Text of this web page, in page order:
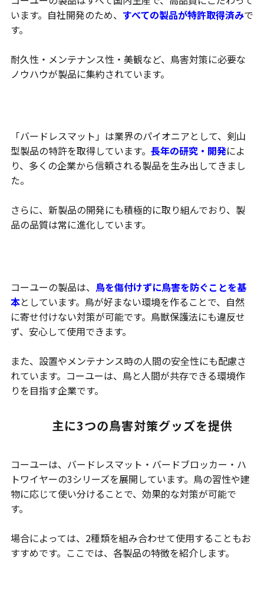
います。自社開発のため、 すべての製品が特許取得済みで
す。
耐久性・メンテナンス性・美観など、鳥害対策に必要な
ノウハウが製品に集約されています。
「バードレスマット」は業界のパイオニアとして、剣山
型製品の特許を取得しています。 長年の研究・開発によ
り、多くの企業から信頼される製品を生み出してきまし
た。
さらに、新製品の開発にも積極的に取り組んでおり、製
品の品質は常に進化しています。
コーユーの製品は、 鳥を傷付けずに鳥害を防ぐことを基
本としています。鳥が好まない環境を作ることで、自然
に寄せ付けない対策が可能です。鳥獣保護法にも違反せ
ず、安心して使用できます。
また、設置やメンテナンス時の人間の安全性にも配慮さ
れています。コーユーは、鳥と人間が共存できる環境作
りを目指す企業です。
主に3つの鳥害対策グッズを提供
コーユーは、バードレスマット・バードブロッカー・ハ
トワイヤーの3シリーズを展開しています。鳥の習性や建
物に応じて使い分けることで、効果的な対策が可能で
す。
場合によっては、2種類を組み合わせて使用することもお
すすめです。ここでは、各製品の特徴を紹介します。